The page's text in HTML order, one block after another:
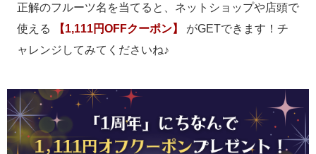
正解のフルーツ名を当てると、ネットショップや店頭で
使える
【1,111円OFFクーポン】
がGETできます！チ
ャレンジしてみてくださいね♪